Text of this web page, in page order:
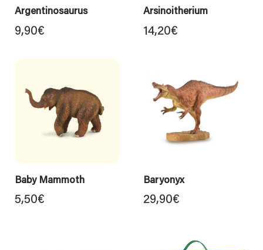
Argentinosaurus
9,90€
Arsinoitherium
14,20€
Baby Mammoth
5,50€
Baryonyx
29,90€